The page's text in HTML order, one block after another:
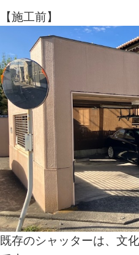
【施工前】
既存のシャッターは、文